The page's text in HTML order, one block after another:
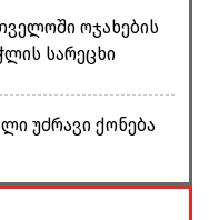
ოჯახების
სარეცხი
უძრავი ქონება